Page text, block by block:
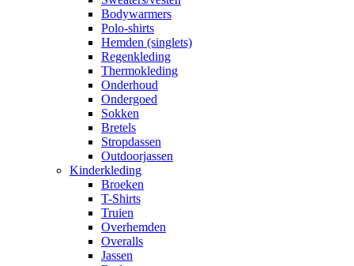
Bodywarmers
Polo-shirts
Hemden (singlets)
Regenkleding
Thermokleding
Onderhoud
Ondergoed
Sokken
Bretels
Stropdassen
Outdoorjassen
Kinderkleding
Broeken
T-Shirts
Truien
Overhemden
Overalls
Jassen